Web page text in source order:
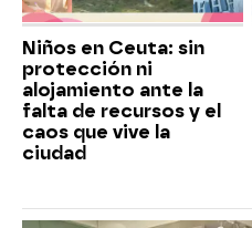
Niños en Ceuta: sin
protección ni
alojamiento ante la
falta de recursos y el
caos que vive la
ciudad